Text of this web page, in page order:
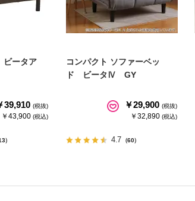
ータア
39,910 (税抜)
￥43,900 (税込)
）
コンパクト ソファーベッ
ド ビータⅣ GY
￥29,900 (税抜)
￥32,890 (税込)
4.7 （60）